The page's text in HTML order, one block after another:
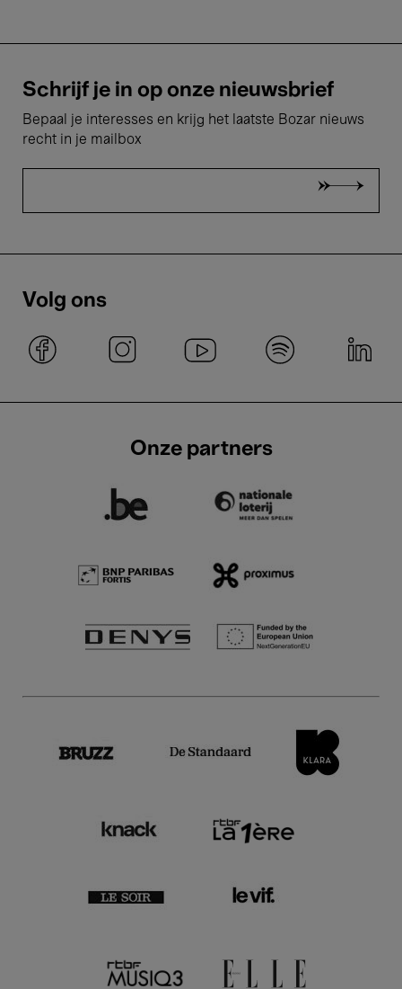
Schrijf je in op onze nieuwsbrief
Bepaal je interesses en krijg het laatste Bozar nieuws
recht in je mailbox
Volg ons
Onze partners